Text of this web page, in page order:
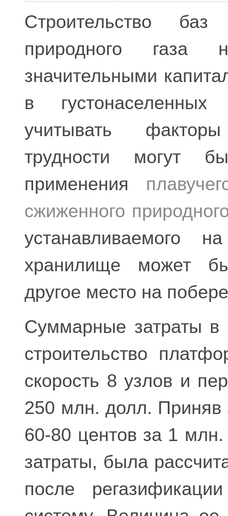
Строительство
природного
значительными
в
учитывать
трудности могут
применения
сжиженного
устанавливаемого
хранилище может
другое место на
Суммарные затраты в
строительство
скорость 8 узлов и
250 млн. долл. Приняв
60-80 центов за 1
затраты, была
после